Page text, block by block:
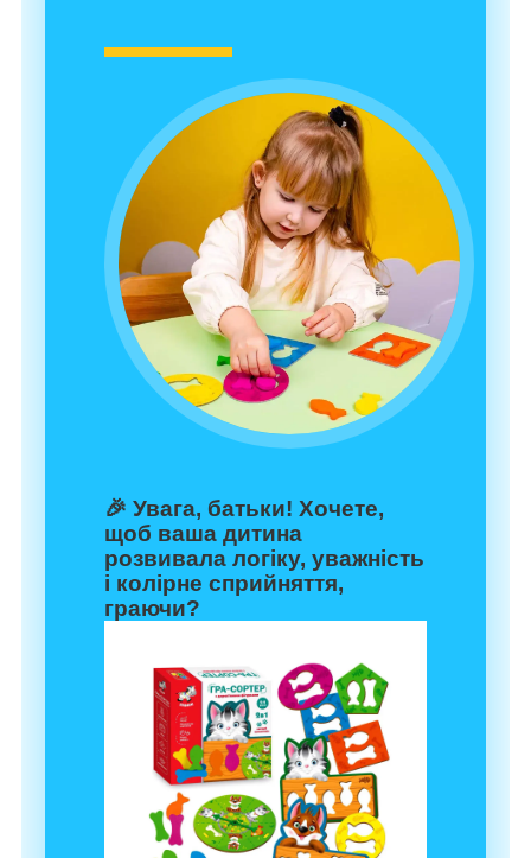
🎉 Увага, батьки! Хочете,
щоб ваша дитина
розвивала логіку, уважність
і колірне сприйняття,
граючи?